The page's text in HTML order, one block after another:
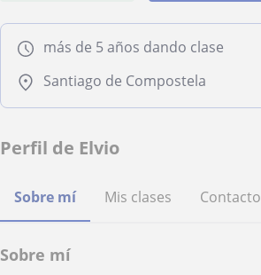
más de 5 años dando clase
Santiago de Compostela
Perfil de Elvio
Sobre mí Mis clases Contacto
Sobre mí